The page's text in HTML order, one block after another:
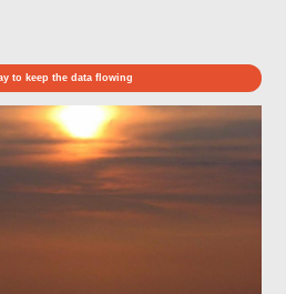
to keep the data flowing